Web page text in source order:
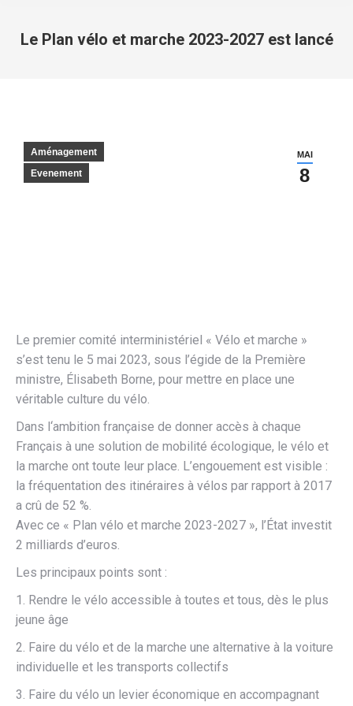
Le Plan vélo et marche 2023-2027 est lancé
MAI
8
Aménagement
Evenement
Le premier comité interministériel « Vélo et marche »
s’est tenu le 5 mai 2023, sous l’égide de la Première
ministre, Élisabeth Borne, pour mettre en place une
véritable culture du vélo.
Dans l‘ambition française de donner accès à chaque
Français à une solution de mobilité écologique, le vélo et
la marche ont toute leur place. L’engouement est visible :
la fréquentation des itinéraires à vélos par rapport à 2017
a crû de 52 %.
Avec ce « Plan vélo et marche 2023-2027 », l’État investit
2 milliards d’euros.
Les principaux points sont :
1. Rendre le vélo accessible à toutes et tous, dès le plus
jeune âge
2. Faire du vélo et de la marche une alternative à la voiture
individuelle et les transports collectifs
3. Faire du vélo un levier économique en accompagnant